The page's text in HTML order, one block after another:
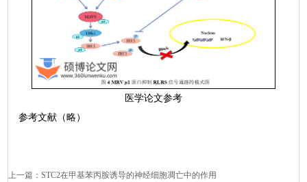
医学论文参考
参考文献（略）
上一篇：STC2在甲基苯丙胺诱导的神经细胞凋亡中的作用